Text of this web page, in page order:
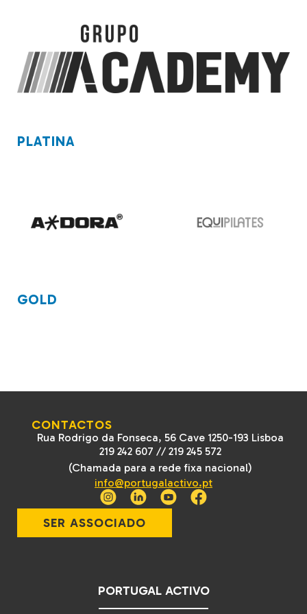
PLATINA
GOLD
CONTACTOS
Rua Rodrigo da Fonseca, 56 Cave 1250-193 Lisboa
219 242 607 //219 245 572
(Chamada para a rede fixa nacional)
info@portugalactivo.pt
SER ASSOCIADO
PORTUGAL ACTIVO